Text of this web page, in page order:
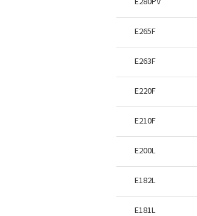
E280PV
E265F
E263F
E220F
E210F
E200L
E182L
E181L